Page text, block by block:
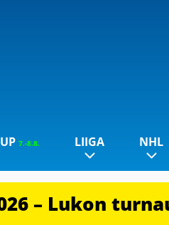
7.-8.8. LIIGA NHL
– Lukon